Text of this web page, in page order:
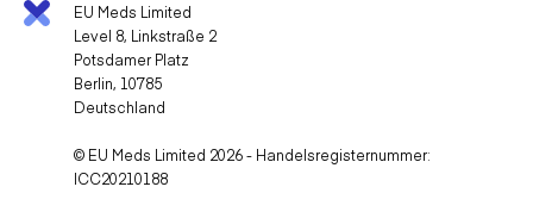
EU Meds Limited
Level 8, Linkstraße 2
Potsdamer Platz
Berlin, 10785
Deutschland
© EU Meds Limited 2026 - Handelsregisternummer:
ICC20210188